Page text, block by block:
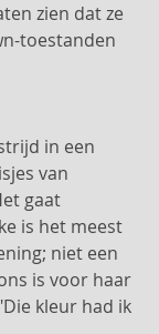
zien dat ze
toestanden
in een
van
gaat
is het meest
niet een
is voor haar
kleur had ik